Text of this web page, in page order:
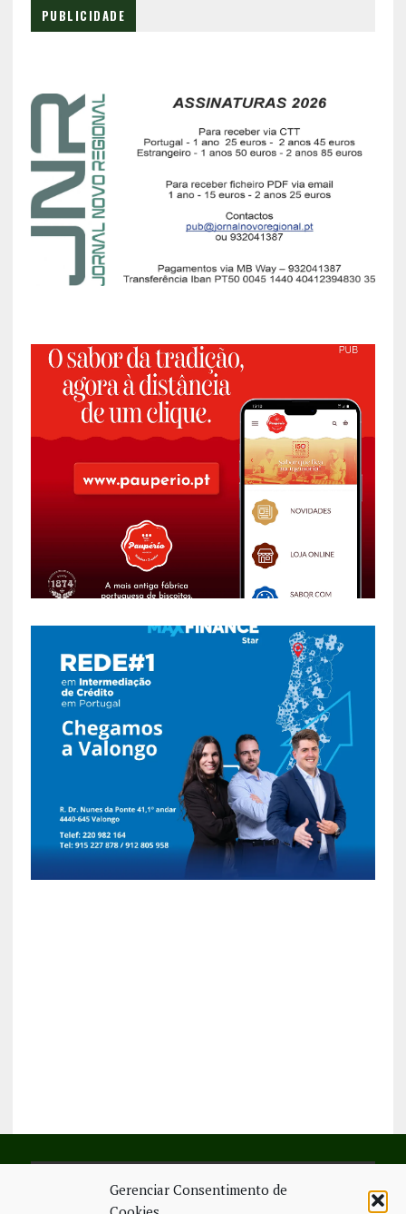
Gerenciar Consentimento de
PUBLICIDADE
SIGA-NOS NO FACEBOOK